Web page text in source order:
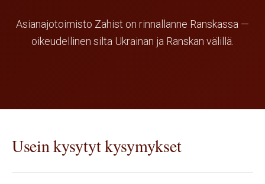
Asianajotoimisto Zahist on rinnallanne Ranskassa —
oikeudellinen silta Ukrainan ja Ranskan välillä.
Usein kysytyt kysymykset